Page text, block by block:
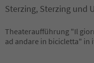
Sterzing, Sterzing und
Theateraufführung "Il
ad andare in bicicletta" in